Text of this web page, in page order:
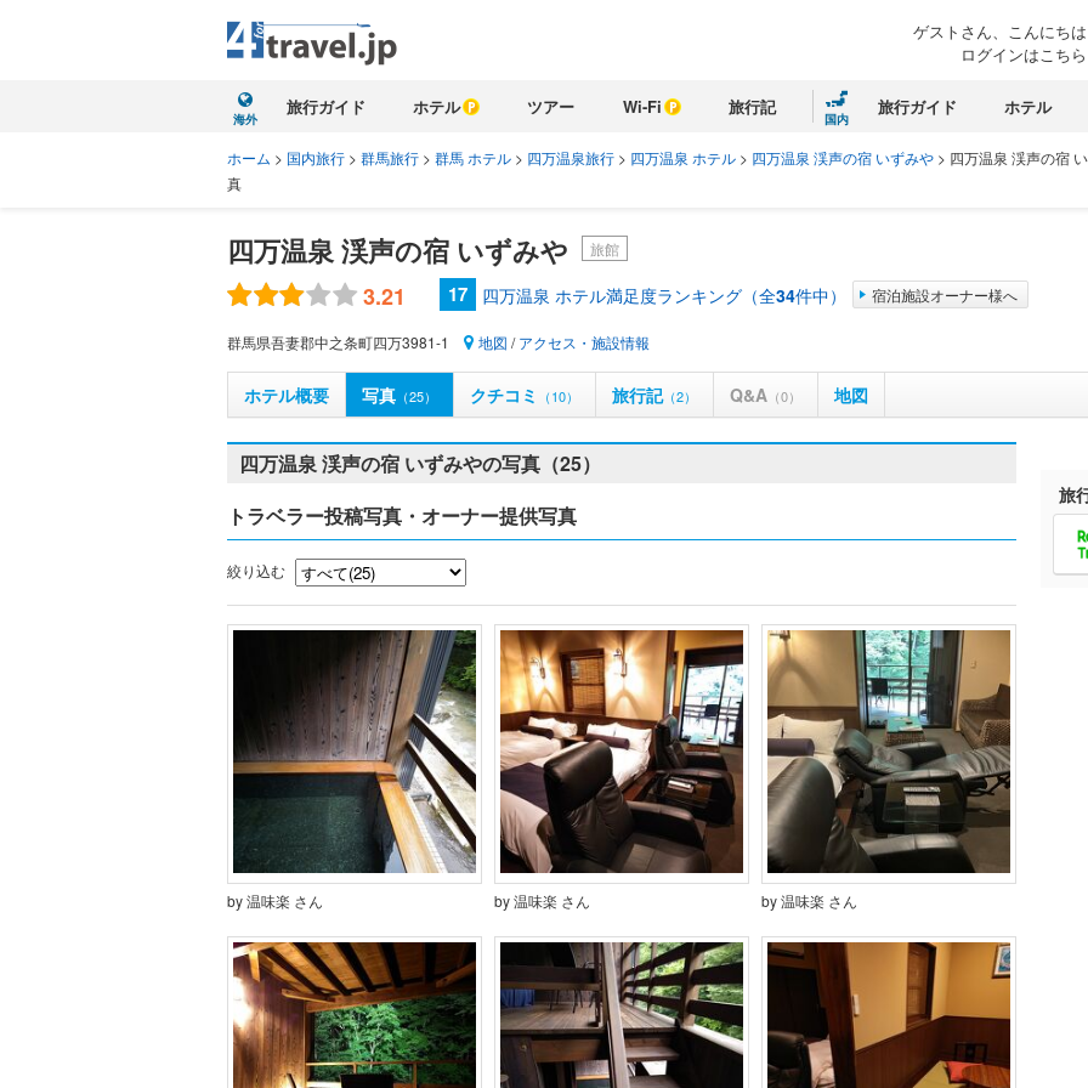
ゲストさん、こんにちは
ログインはこちら
海外
旅行ガイド ホテル ツアー Wi-Fi 旅行記
国内
旅行ガイド ホテル
ホーム > 国内旅行 > 群馬旅行 > 群馬 ホテル > 四万温泉旅行 > 四万温泉 ホテル > 四万温泉 渓声の宿 いずみや > 四万温泉 渓声の宿
真
四万温泉 渓声の宿 いずみや 旅館
3.21 17 四万温泉 ホテル満足度ランキング（全34件中） 宿泊施設オーナー様へ
群馬県吾妻郡中之条町四万3981-1 地図 /アクセス・施設情報
ホテル概要 写真 （25） クチコミ （10） 旅行記（2） Q&A （0） 地図
四万温泉 渓声の宿 いずみやの写真（25）
トラベラー投稿写真・オーナー提供写真
絞り込む
by 温味楽 さん by 温味楽 さん by 温味楽 さん
旅